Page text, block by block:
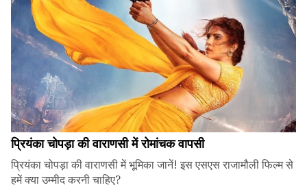
प्रियंका चोपड़ा की वाराणसी में रोमांचक वापसी
प्रियंका चोपड़ा की वाराणसी में भूमिका जानें! इस एसएस राजामौली फिल्म से
हमें क्या उम्मीद करनी चाहिए?